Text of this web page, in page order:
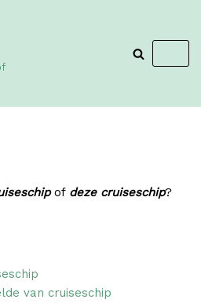
of deze cruiseschip?
van cruiseschip